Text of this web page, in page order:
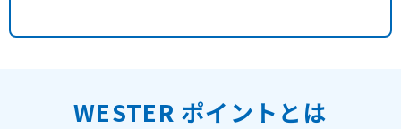
WESTER ポイントとは